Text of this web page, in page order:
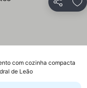
Partilhar
com cozinha compacta
de Leão